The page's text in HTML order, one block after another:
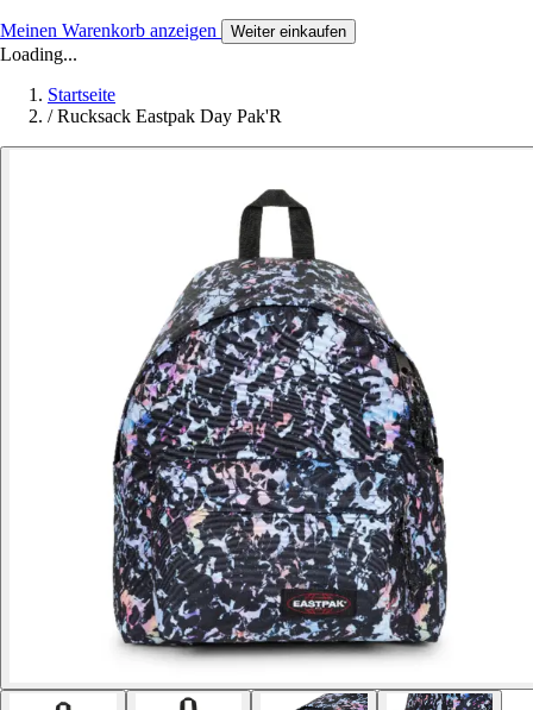
Meinen Warenkorb anzeigen Weiter einkaufen
Loading...
Startseite
/ Rucksack Eastpak Day Pak'R